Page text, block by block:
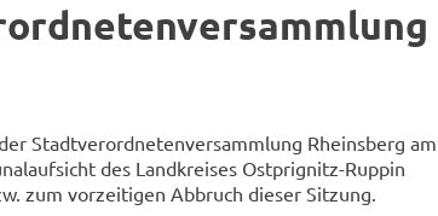
Stadt­ver­ord­ne­ten­ver­samm­lung Rheins­berg am
des Land­krei­ses Ostprignitz-​Ruppin
zum vor­zei­ti­gen Ab­bruch die­ser Sit­zung.